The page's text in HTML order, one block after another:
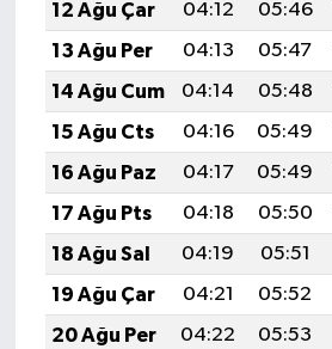
12 Ağu Çar
04:12 05:46
13 Ağu Per
04:13 05:47
14 Ağu Cum
04:14 05:48
15 Ağu Cts
04:16 05:49
16 Ağu Paz
04:17 05:49
17 Ağu Pts
04:18 05:50
18 Ağu Sal
04:19 05:51
19 Ağu Çar
04:21 05:52
20 Ağu Per
04:22 05:53